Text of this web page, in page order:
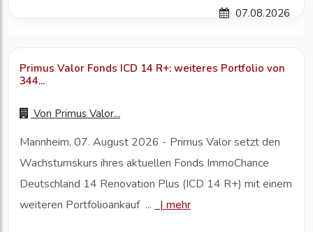
07.08.2026
Primus Valor Fonds ICD 14 R+: weiteres Portfolio von
344...
Von Primus Valor...
Mannheim, 07. August 2026 - Primus Valor setzt den
Wachstumskurs ihres aktuellen Fonds ImmoChance
Deutschland 14 Renovation Plus (ICD 14 R+) mit einem
weiteren Portfolioankauf ...
| mehr